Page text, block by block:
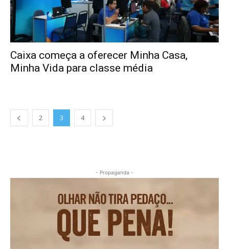
Caixa começa a oferecer Minha Casa,
Minha Vida para classe média
2 3 4
- Propaganda -